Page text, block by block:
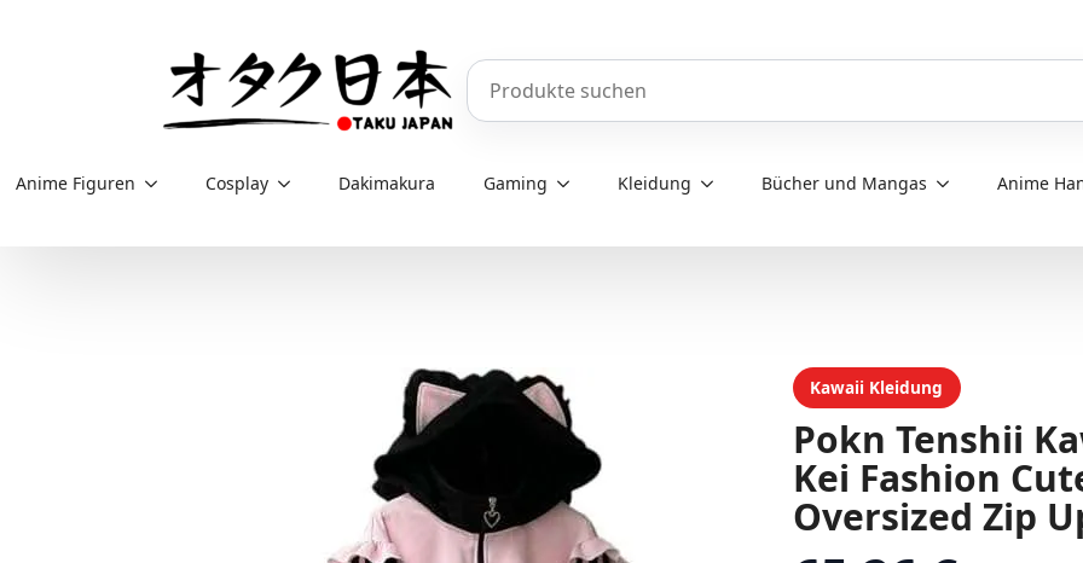
Produkte durchsuchen
Anime Figuren Cosplay Dakimakura Gaming Kleidung Bücher und Mangas Anime
Kawaii Kleidung
Pokn Tenshii
Kei Fashion
Oversized Zip